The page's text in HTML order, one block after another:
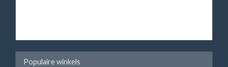
Populaire winkels